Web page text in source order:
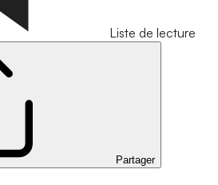
Liste de lecture
Partager